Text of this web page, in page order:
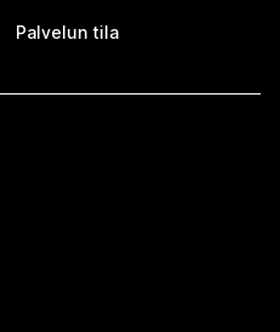
Palvelun tila